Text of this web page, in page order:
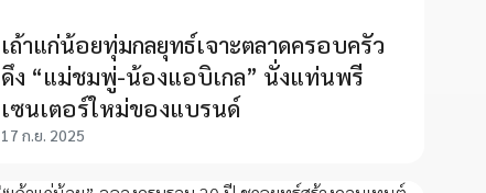
เถ้าแก่น้อยทุ่มกลยุทธ์เจาะตลาดครอบครัว
ดึง “แม่ชมพู่-น้องแอบิเกล” นั่งแท่นพรี
เซนเตอร์ใหม่ของแบรนด์
17 ก.ย. 2025